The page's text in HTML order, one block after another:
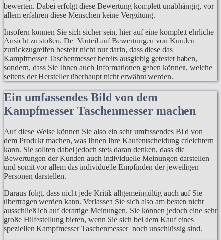
bewerten. Dabei erfolgt diese Bewertung komplett unabhängig, vor
allem erfahren diese Menschen keine Vergütung.
Insofern können Sie sich sicher sein, hier auf eine komplett ehrliche
Ansicht zu stoßen. Der Vorteil auf Bewertungen von Kunden
zurückzugreifen besteht nicht nur darin, dass diese das
Kampfmesser Taschenmesser bereits ausgiebig getestet haben,
sondern, dass Sie Ihnen auch Informationen geben können, welche
seitens der Hersteller überhaupt nicht erwähnt werden.
Ein umfassendes Bild von dem
Kampfmesser Taschenmesser machen
Auf diese Weise können Sie also ein sehr umfassendes Bild von
dem Produkt machen, was Ihnen Ihre Kaufentscheidung erleichtern
kann. Sie sollten dabei jedoch stets daran denken, dass die
Bewertungen der Kunden auch individuelle Meinungen darstellen
und somit vor allem das individuelle Empfinden der jeweiligen
Personen darstellen.
Daraus folgt, dass nicht jede Kritik allgemeingültig auch auf Sie
übertragen werden kann. Verlassen Sie sich also am besten nicht
ausschließlich auf derartige Meinungen. Sie können jedoch eine sehr
große Hilfestellung bieten, wenn Sie sich bei dem Kauf eines
speziellen Kampfmesser Taschenmesser noch unschlüssig sind.